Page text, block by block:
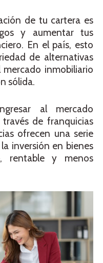
de tu cartera es
y aumentar tus
En el país, esto
de alternativas
inmobiliario
sólida.
al mercado
de franquicias
ofrecen una serie
inversión en bienes
rentable y menos